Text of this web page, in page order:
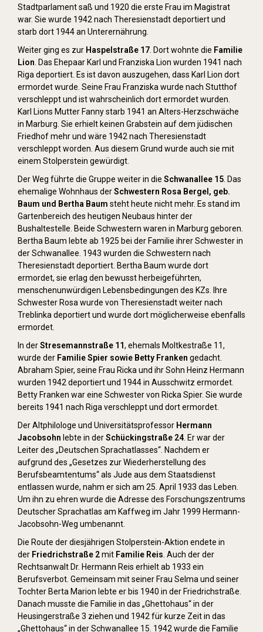
Stadtparlament saß und 1920 die erste Frau im Magistrat
war. Sie wurde 1942 nach Theresienstadt deportiert und
starb dort 1944 an Unterernährung.
Weiter ging es zur Haspelstraße 17 . Dort wohnte die Familie
Lion . Das Ehepaar Karl und Franziska Lion wurden 1941 nach
Riga deportiert. Es ist davon auszugehen, dass Karl Lion dort
ermordet wurde. Seine Frau Franziska wurde nach Stutthof
verschleppt und ist wahrscheinlich dort ermordet wurden.
Karl Lions Mutter Fanny starb 1941 an Alters-Herzschwäche
in Marburg. Sie erhielt keinen Grabstein auf dem jüdischen
Friedhof mehr und wäre 1942 nach Theresienstadt
verschleppt worden. Aus diesem Grund wurde auch sie mit
einem Stolperstein gewürdigt.
Der Weg führte die Gruppe weiter in die Schwanallee 15 . Das
ehemalige Wohnhaus derSchwestern Rosa Bergel, geb.
Baum und Bertha Baum steht heute nicht mehr. Es stand im
Gartenbereich des heutigen Neubaus hinter der
Bushaltestelle. Beide Schwestern waren in Marburg geboren.
Bertha Baum lebte ab 1925 bei der Familie ihrer Schwester in
der Schwanallee. 1943 wurden die Schwestern nach
Theresienstadt deportiert. Bertha Baum wurde dort
ermordet, sie erlag den bewusst herbeigeführten,
menschenunwürdigen Lebensbedingungen des KZs. Ihre
Schwester Rosa wurde von Theresienstadt weiter nach
Treblinka deportiert und wurde dort möglicherweise ebenfalls
ermordet.
In derStresemannstraße 11, ehemals Moltkestraße 11,
wurde der Familie Spier sowie Betty Franken gedacht.
Abraham Spier, seine Frau Ricka und ihr Sohn Heinz Hermann
wurden 1942 deportiert und 1944 in Ausschwitz ermordet.
Betty Franken war eine Schwester von Ricka Spier. Sie wurde
bereits 1941 nach Riga verschleppt und dort ermordet.
Der Altphilologe und Universitätsprofessor Hermann
Jacobsohn lebte in derSchückingstraße 24 . Er war der
Leiter des „Deutschen Sprachatlasses“. Nachdem er
aufgrund des „Gesetzes zur Wiederherstellung des
Berufsbeamtentums“ als Jude aus dem Staatsdienst
entlassen wurde, nahm er sich am 25. April 1933 das Leben.
Um ihn zu ehren wurde die Adresse des Forschungszentrums
Deutscher Sprachatlas am Kaffweg im Jahr 1999 Hermann-
Jacobsohn-Weg umbenannt.
Die Route der diesjährigen Stolperstein-Aktion endete in
der Friedrichstraße 2mit Familie Reis . Auch der der
Rechtsanwalt Dr. Hermann Reis erhielt ab 1933 ein
Berufsverbot. Gemeinsam mit seiner Frau Selma und seiner
Tochter Berta Marion lebte er bis 1940 in der Friedrichstraße.
Danach musste die Familie in das „Ghettohaus“ in der
Heusingerstraße 3 ziehen und 1942 für kurze Zeit in das
„Ghettohaus“ in der Schwanallee 15. 1942 wurde die Familie